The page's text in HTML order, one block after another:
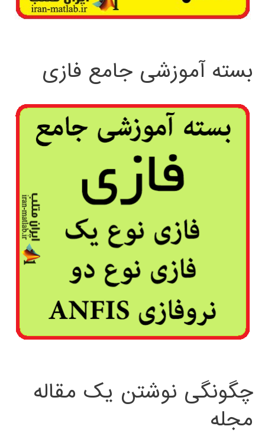
بسته آموزشی جامع فازی
چگونگی نوشتن یک مقاله
مجله